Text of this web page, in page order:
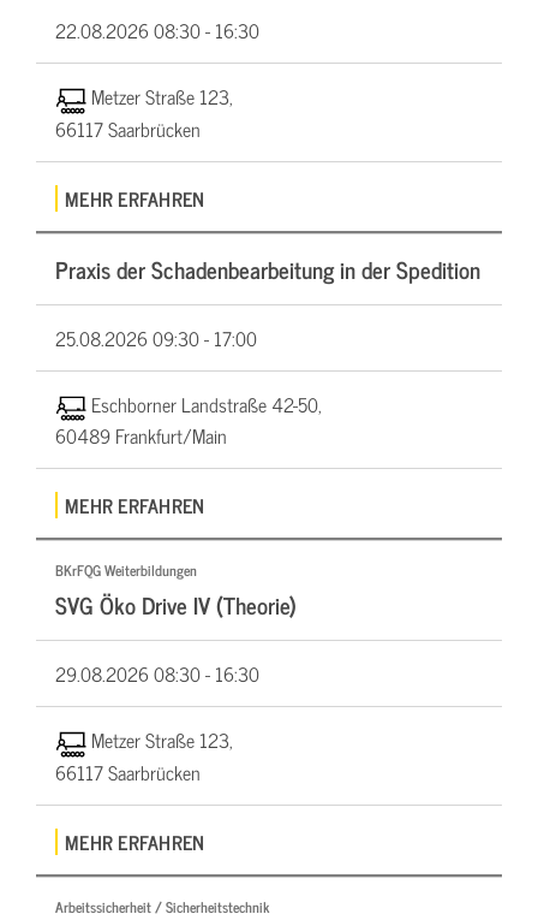
22.08.202608:30 - 16:30
Metzer Straße 123,
66117 Saarbrücken
MEHR ERFAHREN
Praxis der Schadenbearbeitung in der Spedition
25.08.202609:30 - 17:00
Eschborner Landstraße 42-50,
60489 Frankfurt/Main
MEHR ERFAHREN
BKrFQG Weiterbildungen
SVG Öko Drive IV (Theorie)
29.08.202608:30 - 16:30
Metzer Straße 123,
66117 Saarbrücken
MEHR ERFAHREN
Arbeitssicherheit / Sicherheitstechnik